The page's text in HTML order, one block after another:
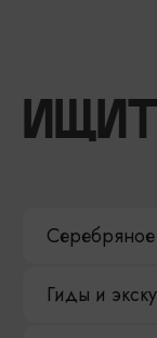
Гиды и